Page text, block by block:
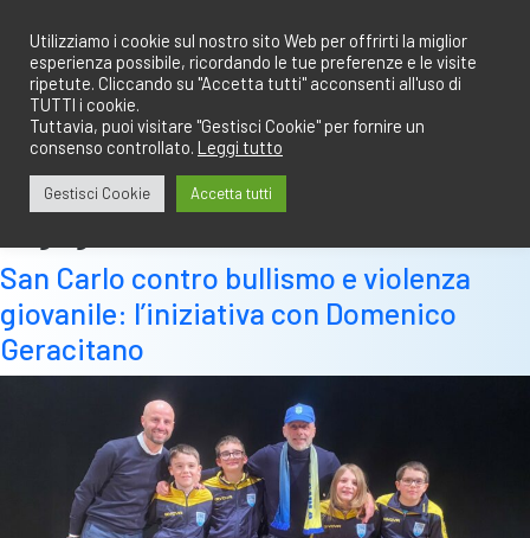
contenuto
San Carlo contro bullismo e violenza
giovanile: l’iniziativa con Domenico
Geracitano
Utilizziamo i cookie sul nostro sito Web per offrirti la miglior
esperienza possibile, ricordando le tue preferenze e le visite
ripetute. Cliccando su "Accetta tutti" acconsenti all'uso di
TUTTI i cookie.
Tuttavia, puoi visitare "Gestisci Cookie" per fornire un
consenso controllato. Leggi tutto
Gestisci Cookie Accetta tutti